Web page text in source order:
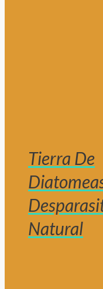
Tierra De
Natural